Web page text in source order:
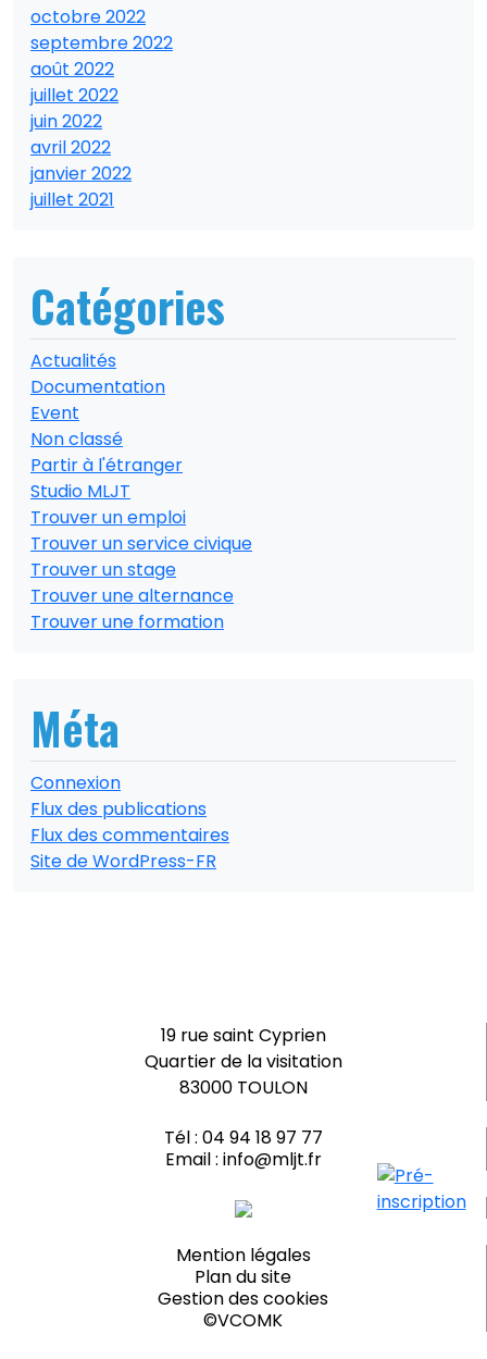
octobre 2022
septembre 2022
août 2022
juillet 2022
juin 2022
avril 2022
janvier 2022
juillet 2021
Catégories
Actualités
Documentation
Event
Non classé
Partir à l'étranger
Studio MLJT
Trouver un emploi
Trouver un service civique
Trouver un stage
Trouver une alternance
Trouver une formation
Méta
Connexion
Flux des publications
Flux des commentaires
Site de WordPress-FR
19 rue saint Cyprien
Quartier de la visitation
83000 TOULON
Tél : 04 94 18 97 77
Email : info@mljt.fr
Mention légales
Plan du site
Gestion des cookies
©VCOMK